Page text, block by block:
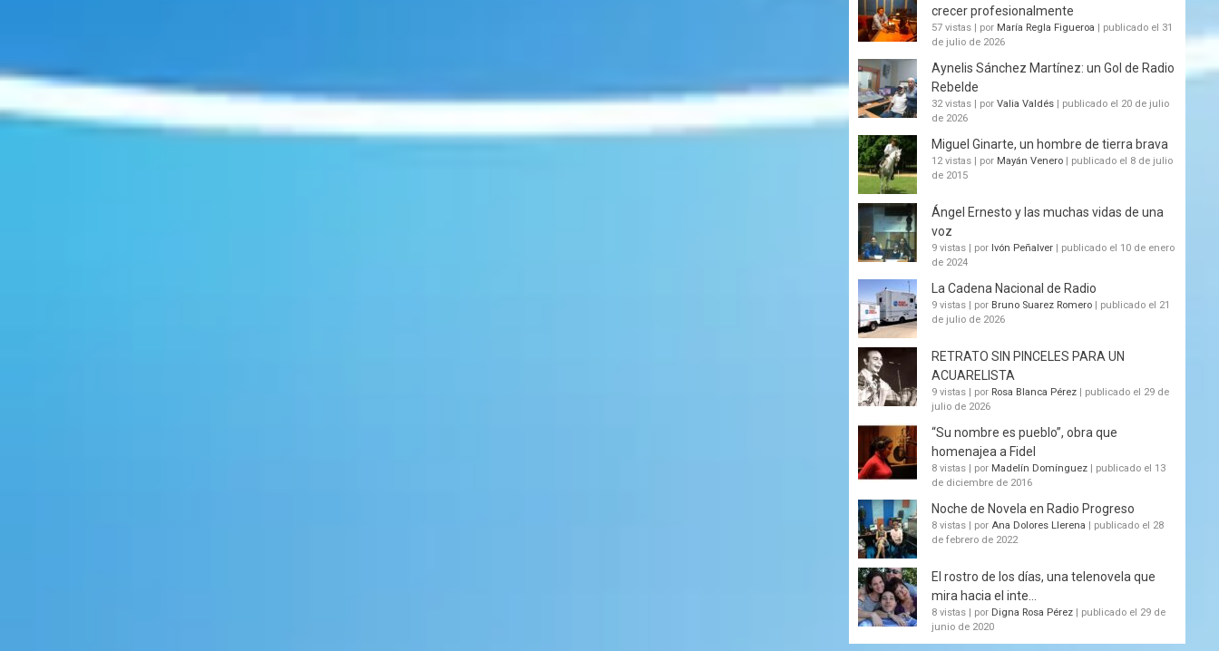
crecer profesionalmente
57 vistas | por María Regla Figueroa | publicado el 31
de julio de 2026
Aynelis Sánchez Martínez: un Gol de Radio
Rebelde
32 vistas | por Valia Valdés | publicado el 20 de julio
de 2026
Miguel Ginarte, un hombre de tierra brava
12 vistas | por Mayán Venero | publicado el 8 de julio
de 2015
Ángel Ernesto y las muchas vidas de una
voz
9 vistas | por Ivón Peñalver | publicado el 10 de enero
de 2024
La Cadena Nacional de Radio
9 vistas | por Bruno Suarez Romero | publicado el 21
de julio de 2026
RETRATO SIN PINCELES PARA UN
ACUARELISTA
9 vistas | por Rosa Blanca Pérez | publicado el 29 de
julio de 2026
“Su nombre es pueblo”, obra que
homenajea a Fidel
8 vistas | por Madelín Domínguez | publicado el 13
de diciembre de 2016
Noche de Novela en Radio Progreso
8 vistas | por Ana Dolores Llerena | publicado el 28
de febrero de 2022
El rostro de los días, una telenovela que
mira hacia el inte...
8 vistas | por Digna Rosa Pérez | publicado el 29 de
junio de 2020